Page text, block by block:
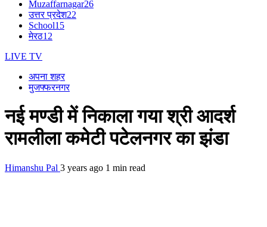
Muzaffarnagar26
उत्तर प्रदेश22
School15
मेरठ12
LIVE TV
अपना शहर
मुजफ्फरनगर
नई मण्डी में निकाला गया श्री आदर्श
रामलीला कमेटी पटेलनगर का झंडा
Himanshu Pal 3 years ago 1 min read